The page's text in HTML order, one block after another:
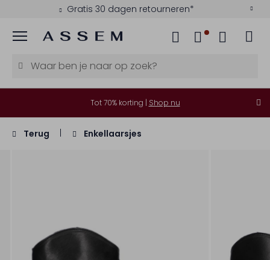
Gratis 30 dagen retourneren*
Menu
Tot 70% korting | Shop nu
Terug Enkellaarsjes